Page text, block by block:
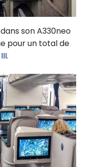
son A330neo
pour un total de
.